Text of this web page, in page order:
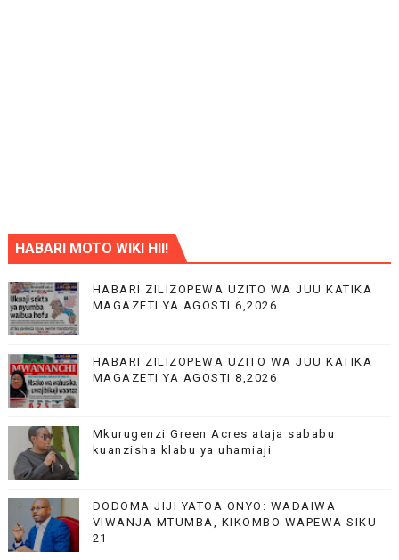
HABARI MOTO WIKI HII!
HABARI ZILIZOPEWA UZITO WA JUU KATIKA
MAGAZETI YA AGOSTI 6,2026
HABARI ZILIZOPEWA UZITO WA JUU KATIKA
MAGAZETI YA AGOSTI 8,2026
Mkurugenzi Green Acres ataja sababu
kuanzisha klabu ya uhamiaji
DODOMA JIJI YATOA ONYO: WADAIWA
VIWANJA MTUMBA, KIKOMBO WAPEWA SIKU
21